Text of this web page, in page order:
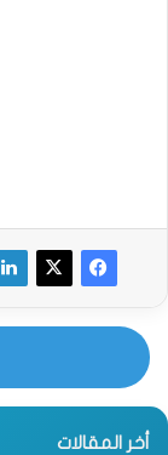
أخر المقالات